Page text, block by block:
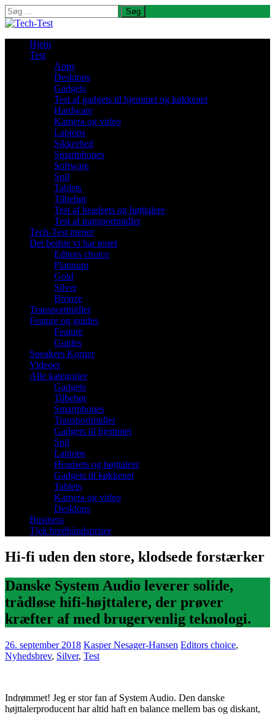
Søg
efter:
Hjem
Test
Apps
Desktops
Gadgets
Test af gadgets til hjemmet og køkkenet
Hardware
Kamera og video
Laptops
Sikkerhed
Smartphones
Software
Spil
Tablets
Tilbehør
Test af headsets og højttalere
Test af transportmidler
Tech-Test mener
Det bedste vi har testet
Editors choice
Platinum
Gold
Silver
Bronze
Transportmidler
Feature og guides
Feature
Guides
Speakers Korner
Videoer
Alle kategorier
Gadgets
Tilbehør
Smartphones
Transportmidler
Gadgets til hjemmet
Spil
Laptops
Headsets og højttalere
Gadgets til køkkenet
Tablets
Kamera og video
Desktops
Business
Tjek bredbåndspriser
Hi-fi uden den store, klodsede forstærker
Danske System Audio leverer solide,
trådløse hifi-højttalere, der prøver
kræfter af med brugervenlig teknologi.
26. september 2018 Kasper Nesager-Hansen Editors choice,
Nyhedsbrev, Silver, Test
Indrømmet! Jeg er stor fan af System Audio. Den danske
højttalerproducent har altid haft en balance mellem bas og diskant,